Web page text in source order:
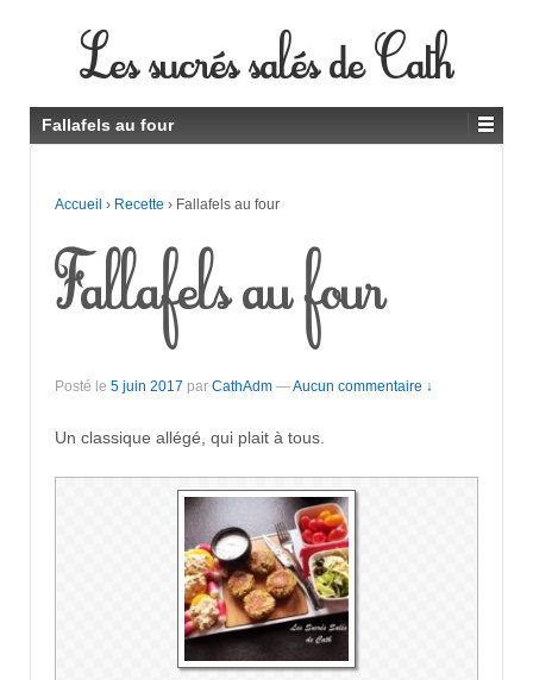
Les sucrés salés de Cath
Fallafels au four
Accueil › Recette › Fallafels au four
Fallafels au four
Posté le 5 juin 2017 par CathAdm —Aucun commentaire ↓
Un classique allégé, qui plait à tous.